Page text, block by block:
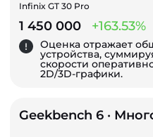
Infinix GT 30 Pro
1 450 000 +163.53%
Оценка отражает
устройства,
скорости
2D/3D-графики.
Geekbench 6 ·